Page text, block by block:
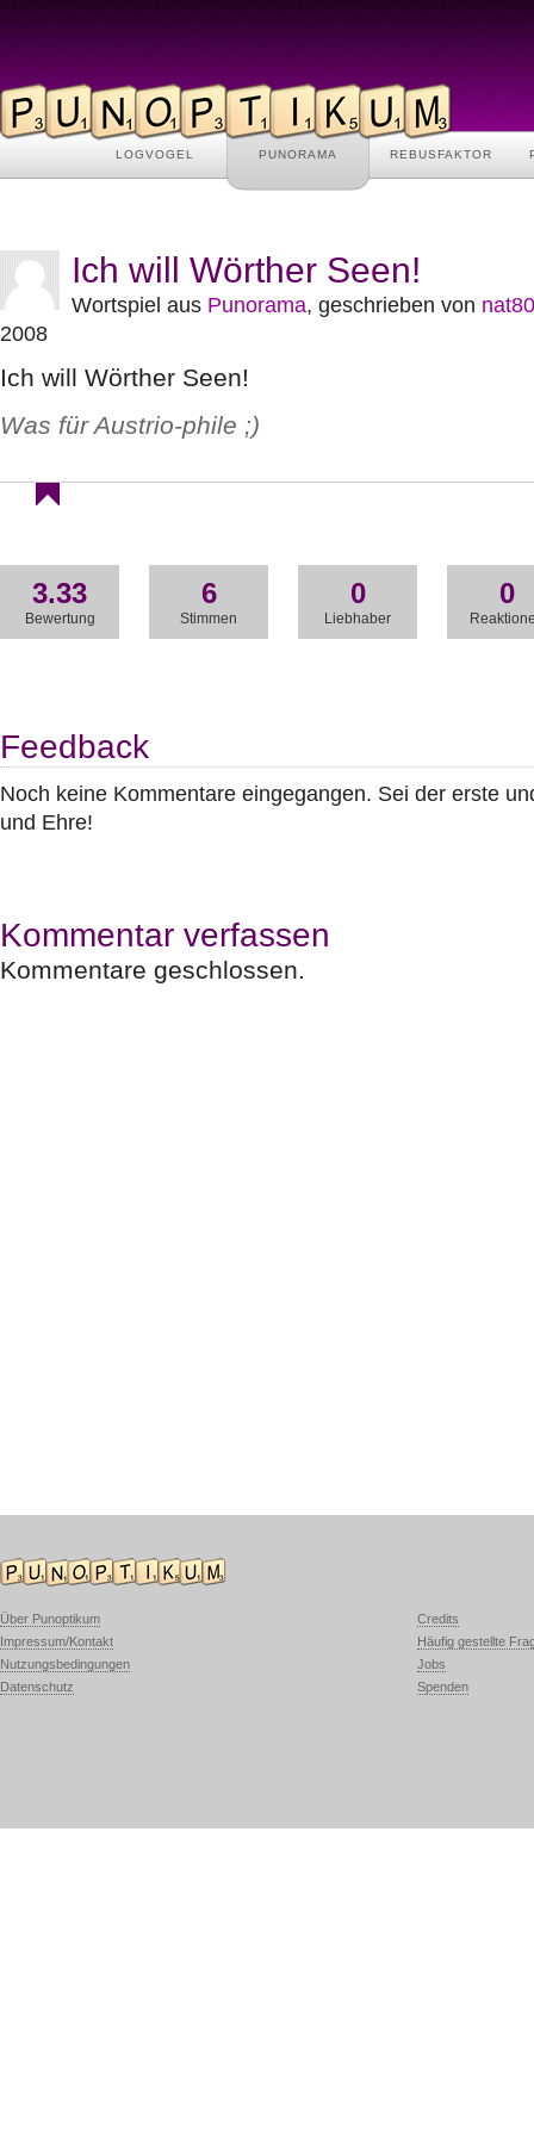
LOGVOGEL PUNORAMA REBUSFAKTOR
Ich will Wörther Seen!
Wortspiel aus Punorama, geschrieben von nat80
2008
Ich will Wörther Seen!
Was für Austrio-phile ;)
3.33
Bewertung
6
Stimmen
0
Liebhaber
0
Feedback
Noch keine Kommentare eingegangen. Sei der erste
und Ehre!
Kommentar verfassen
Kommentare geschlossen.
Über Punoptikum
Impressum/Kontakt
Nutzungsbedingungen
Datenschutz
Credits
Häufig gestellte
Jobs
Spenden